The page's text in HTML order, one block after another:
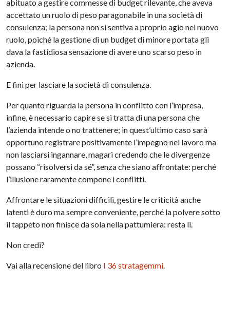
abituato a gestire commesse di budget rilevante, che aveva
accettato un ruolo di peso paragonabile in una società di
consulenza; la persona non si sentiva a proprio agio nel nuovo
ruolo, poiché la gestione di un budget di minore portata gli
dava la fastidiosa sensazione di avere uno scarso peso in
azienda.
E fini per lasciare la società di consulenza.
Per quanto riguarda la persona in conflitto con l’impresa,
infine, è necessario capire se si tratta di una persona che
l’azienda intende o no trattenere; in quest’ultimo caso sarà
opportuno registrare positivamente l’impegno nel lavoro ma
non lasciarsi ingannare, magari credendo che le divergenze
possano “risolversi da sé”, senza che siano affrontate: perché
l’illusione raramente compone i conflitti.
Affrontare le situazioni difficili, gestire le criticità anche
latenti è duro ma sempre conveniente, perché la polvere sotto
il tappeto non finisce da sola nella pattumiera: resta lì.
Non credi?
Vai alla recensione del libro I 36 stratagemmi.